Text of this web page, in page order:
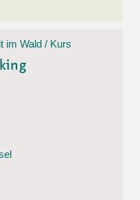
im Wald / Kurs